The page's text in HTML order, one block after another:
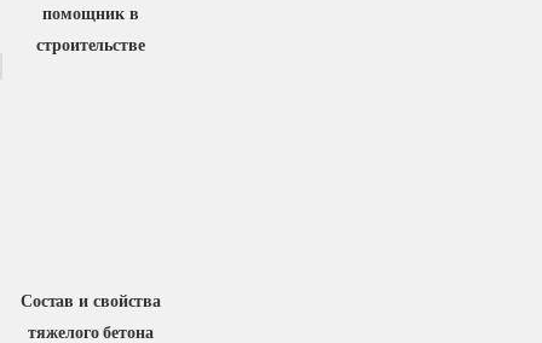
помощник в
строительстве
Состав и свойства
тяжелого бетона